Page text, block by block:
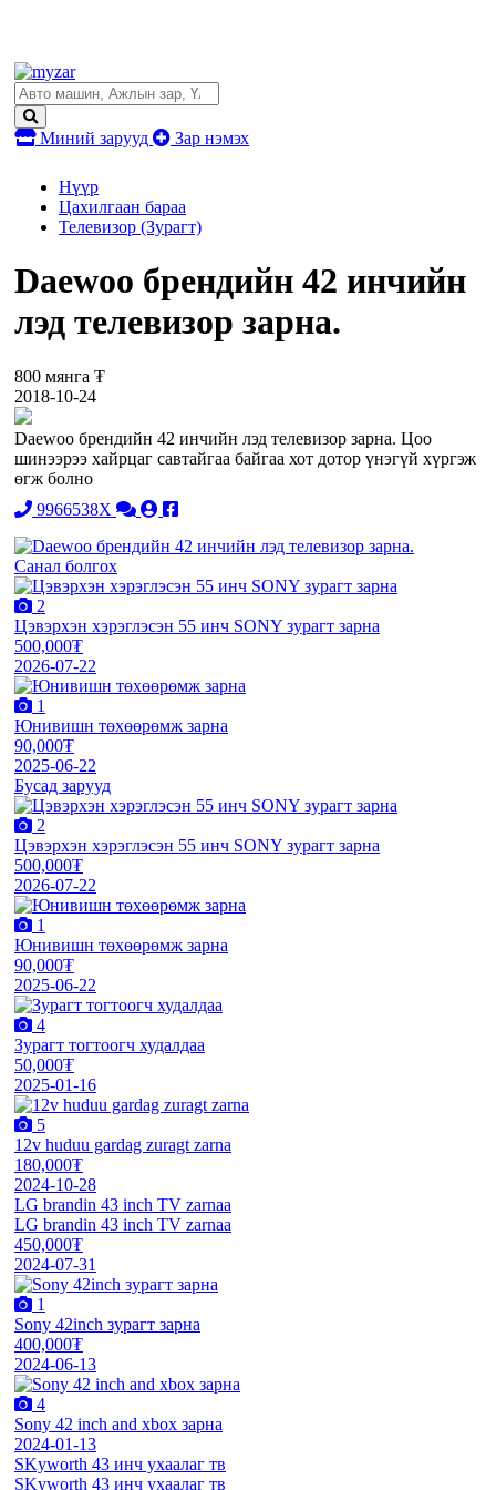
Миний зарууд Зар нэмэх
Нүүр
Цахилгаан бараа
Телевизор (Зурагт)
Daewoo брендийн 42 инчийн
лэд телевизор зарна.
800 мянга ₮
2018-10-24
Daewoo брендийн 42 инчийн лэд телевизор зарна. Цоо
шинээрээ хайрцаг савтайгаа байгаа хот дотор үнэгүй хүргэж
өгж болно
9966538X
Санал болгох
2
Цэвэрхэн хэрэглэсэн 55 инч SONY зурагт зарна
500,000₮
2026-07-22
1
Юнивишн төхөөрөмж зарна
90,000₮
2025-06-22
Бусад зарууд
2
Цэвэрхэн хэрэглэсэн 55 инч SONY зурагт зарна
500,000₮
2026-07-22
1
Юнивишн төхөөрөмж зарна
90,000₮
2025-06-22
4
Зурагт тогтоогч худалдаа
50,000₮
2025-01-16
5
12v huduu gardag zuragt zarna
180,000₮
2024-10-28
LG brandin 43 inch TV zarnaa
LG brandin 43 inch TV zarnaa
450,000₮
2024-07-31
1
Sony 42inch зурагт зарна
400,000₮
2024-06-13
4
Sony 42 inch and xbox зарна
2024-01-13
SKyworth 43 инч ухаалаг тв
SKyworth 43 инч ухаалаг тв